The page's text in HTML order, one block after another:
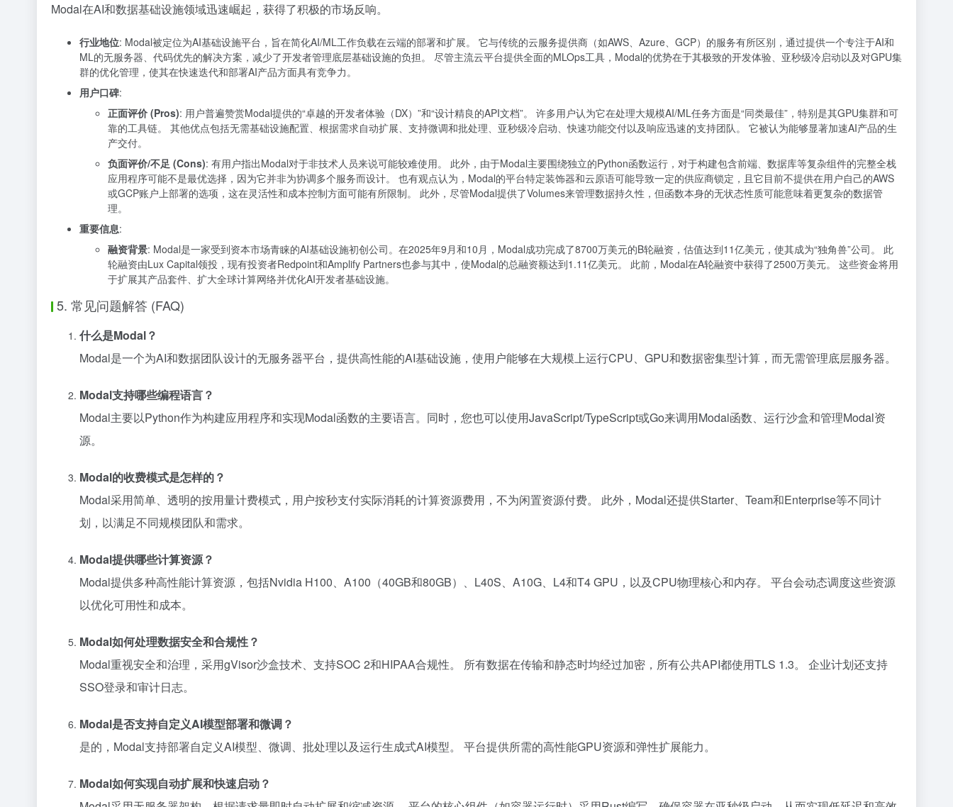
Modal在AI和数据基础设施领域迅速崛起，获得了积极的市场反响。
行业地位: Modal被定位为AI基础设施平台，旨在简化AI/ML工作负载在云端的部署和扩展。 它与传统的云服务提供商（如AWS、Azure、GCP）的服务有所区别，通过提供一个专注于AI和
ML的无服务器、代码优先的解决方案，减少了开发者管理底层基础设施的负担。 尽管主流云平台提供全面的MLOps工具，Modal的优势在于其极致的开发体验、亚秒级冷启动以及对GPU集
群的优化管理，使其在快速迭代和部署AI产品方面具有竞争力。
用户口碑:
正面评价 (Pros): 用户普遍赞赏Modal提供的“卓越的开发者体验（DX）”和“设计精良的API文档”。 许多用户认为它在处理大规模AI/ML任务方面是“同类最佳”，特别是其GPU集群和可
靠的工具链。 其他优点包括无需基础设施配置、根据需求自动扩展、支持微调和批处理、亚秒级冷启动、快速功能交付以及响应迅速的支持团队。 它被认为能够显著加速AI产品的生
产交付。
负面评价/不足 (Cons): 有用户指出Modal对于非技术人员来说可能较难使用。 此外，由于Modal主要围绕独立的Python函数运行，对于构建包含前端、数据库等复杂组件的完整全栈
应用程序可能不是最优选择，因为它并非为协调多个服务而设计。 也有观点认为，Modal的平台特定装饰器和云原语可能导致一定的供应商锁定，且它目前不提供在用户自己的AWS
或GCP账户上部署的选项，这在灵活性和成本控制方面可能有所限制。 此外，尽管Modal提供了Volumes来管理数据持久性，但函数本身的无状态性质可能意味着更复杂的数据管
理。
重要信息:
融资背景: Modal是一家受到资本市场青睐的AI基础设施初创公司。在2025年9月和10月，Modal成功完成了8700万美元的B轮融资，估值达到11亿美元，使其成为“独角兽”公司。 此
轮融资由Lux Capital领投，现有投资者Redpoint和Amplify Partners也参与其中，使Modal的总融资额达到1.11亿美元。 此前，Modal在A轮融资中获得了2500万美元。 这些资金将用
于扩展其产品套件、扩大全球计算网络并优化AI开发者基础设施。
5. 常见问题解答 (FAQ)
什么是Modal？
Modal是一个为AI和数据团队设计的无服务器平台，提供高性能的AI基础设施，使用户能够在大规模上运行CPU、GPU和数据密集型计算，而无需管理底层服务器。
Modal支持哪些编程语言？
Modal主要以Python作为构建应用程序和实现Modal函数的主要语言。同时，您也可以使用JavaScript/TypeScript或Go来调用Modal函数、运行沙盒和管理Modal资
源。
Modal的收费模式是怎样的？
Modal采用简单、透明的按用量计费模式，用户按秒支付实际消耗的计算资源费用，不为闲置资源付费。 此外，Modal还提供Starter、Team和Enterprise等不同计
划，以满足不同规模团队和需求。
Modal提供哪些计算资源？
Modal提供多种高性能计算资源，包括Nvidia H100、A100（40GB和80GB）、L40S、A10G、L4和T4 GPU，以及CPU物理核心和内存。 平台会动态调度这些资源
以优化可用性和成本。
Modal如何处理数据安全和合规性？
Modal重视安全和治理，采用gVisor沙盒技术、支持SOC 2和HIPAA合规性。 所有数据在传输和静态时均经过加密，所有公共API都使用TLS 1.3。 企业计划还支持
SSO登录和审计日志。
Modal是否支持自定义AI模型部署和微调？
是的，Modal支持部署自定义AI模型、微调、批处理以及运行生成式AI模型。 平台提供所需的高性能GPU资源和弹性扩展能力。
Modal如何实现自动扩展和快速启动？